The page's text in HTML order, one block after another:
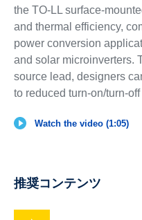
the TO-LL surface-
and thermal efficiency,
power conversion
and solar microinverters.
source lead, designers
to reduced turn-on/turn-
Watch the video (1:05)
推奨コンテンツ